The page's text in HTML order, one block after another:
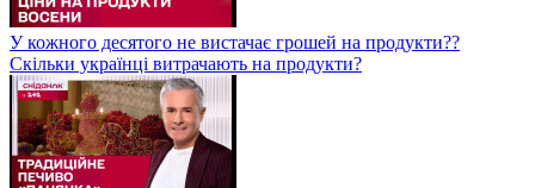
У кожного десятого не вистачає грошей на продукти??
Скільки українці витрачають на продукти?